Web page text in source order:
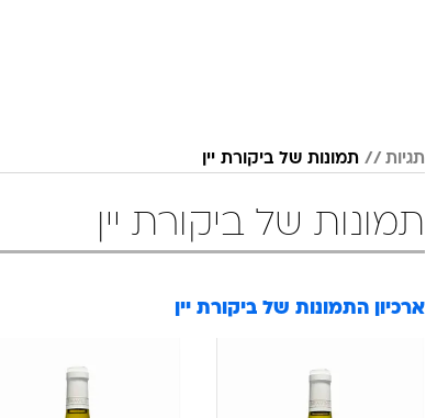
תגיות תמונות של ביקורת יין
תמונות של ביקורת יין
ארכיון התמונות של ביקורת יין